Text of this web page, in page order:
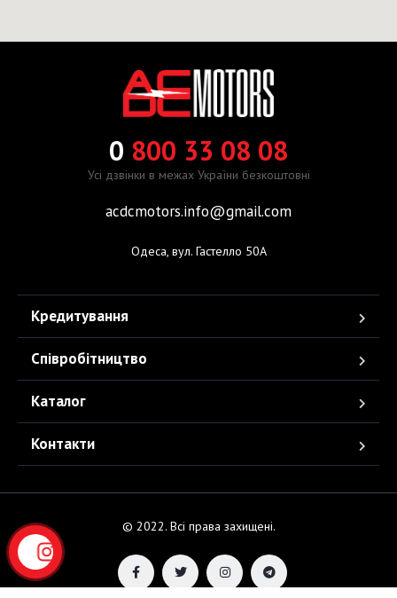
0 800 33 08 08
Усі дзвінки в межах України безкоштовні
acdcmotors.info@gmail.com
Одеса, вул. Гастелло 50А
Кредитування
Співробітництво
Каталог
Контакти
© 2022. Всі права захищені.